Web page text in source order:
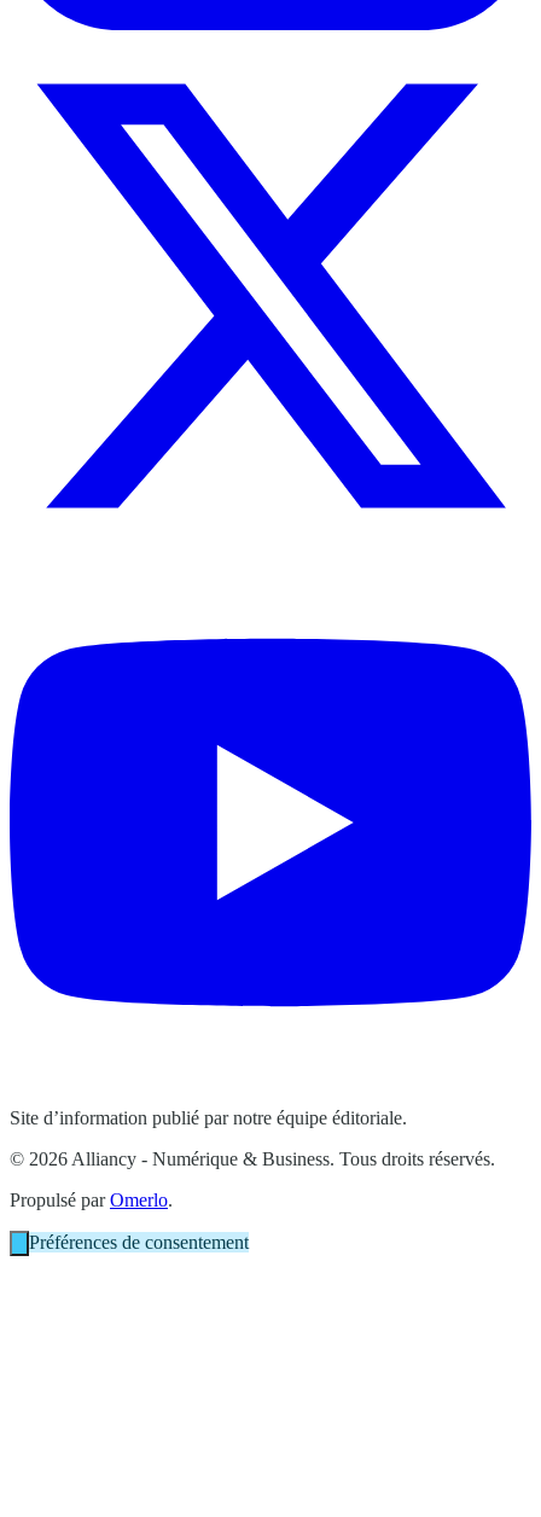
Site d’information publié par notre équipe éditoriale.
© 2026 Alliancy - Numérique & Business. Tous droits réservés.
Propulsé parOmerlo.
Préférences de consentement